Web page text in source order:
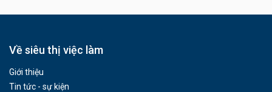
Về siêu thị việc làm
Giới thiệu
Tin tức - sự kiện